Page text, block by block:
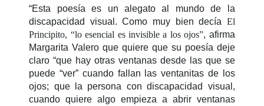
“Esta poesía es un alegato al mundo de la
discapacidad visual. Como muy bien decía El
Principito, “lo esencial es invisible a los ojos”, afirma
Margarita Valero que quiere que su poesía deje
claro “que hay otras ventanas desde las que se
puede “ver” cuando fallan las ventanitas de los
ojos; que la persona con discapacidad visual,
cuando quiere algo empieza a abrir ventanas